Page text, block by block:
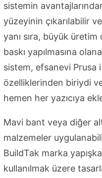
sistemin
yüzeyinin çıkarılabilir
yanı sıra, büyük üretim
baskı yapılmasına
sistem, efsanevi Prusa
özelliklerinden biriydi
hemen her yazıcıya
Mavi bant veya diğer
malzemeler
BuildTak marka
kullanılmak üzere